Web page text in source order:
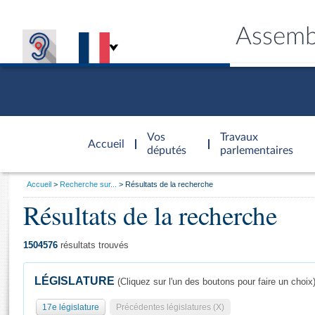
Accueil
d'accueil
Vos
députés
Travaux
parlementaires
Général
Vous
Accueil Recherche sur... Résultats de la recherche
Résultats de la recherche
1504576 résultats trouvés
LÉGISLATURE (Cliquez sur l'un des boutons pour faire un choix)
17e législature Précédentes législatures (X)